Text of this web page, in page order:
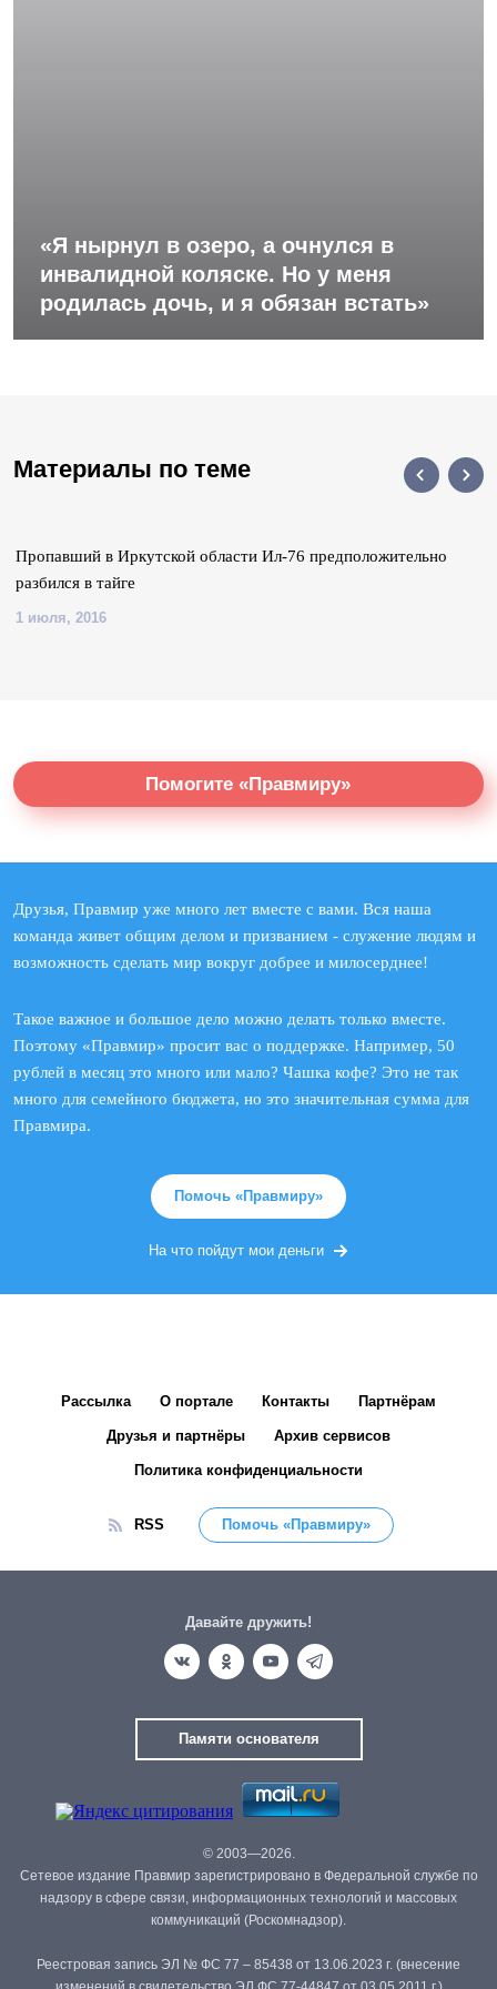
«Я нырнул в озеро, а очнулся в
инвалидной коляске. Но у меня
родилась дочь, и я обязан встать»
Материалы по теме
Пропавший в Иркутской области Ил-76 предположительно
разбился в тайге
1 июля, 2016
Помогите «Правмиру»
Друзья, Правмир уже много лет вместе с вами. Вся наша
команда живет общим делом и призванием - служение людям и
возможность сделать мир вокруг добрее и милосерднее!
Такое важное и большое дело можно делать только вместе.
Поэтому «Правмир» просит вас о поддержке. Например, 50
рублей в месяц это много или мало? Чашка кофе? Это не так
много для семейного бюджета, но это значительная сумма для
Правмира.
Помочь «Правмиру»
На что пойдут мои деньги
Рассылка О портале Контакты Партнёрам
Друзья и партнёры Архив сервисов
Политика конфиденциальности
RSS Помочь «Правмиру»
Давайте дружить!
Памяти основателя
© 2003—2026.
Сетевое издание Правмир зарегистрировано в Федеральной службе по
надзору в сфере связи, информационных технологий и массовых
коммуникаций (Роскомнадзор).
Реестровая запись ЭЛ № ФС 77 – 85438 от 13.06.2023 г. (внесение